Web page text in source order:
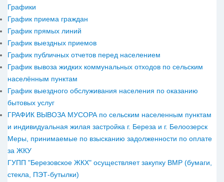
Графики
График приема граждан
График прямых линий
График выездных приемов
График публичных отчетов перед населением
График вывоза жидких коммунальных отходов по сельским
населённым пунктам
График выездного обслуживания населения по оказанию
бытовых услуг
ГРАФИК ВЫВОЗА МУСОРА по сельским населенным пунктам
и индивидуальная жилая застройка г. Береза и г. Белоозерск
Меры, принимаемые по взысканию задолженности по оплате
за ЖКУ
ГУПП "Березовское ЖКХ" осуществляет закупку ВМР (бумаги,
стекла, ПЭТ-бутылки)